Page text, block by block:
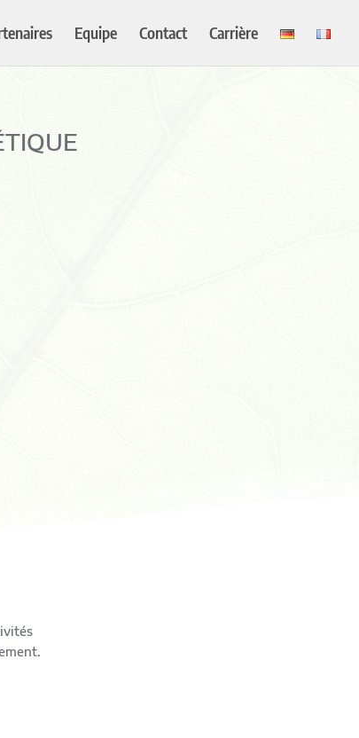
Equipe Contact Carrière